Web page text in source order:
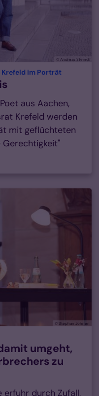
© Andreas Steindl
im Porträt:
aus Aachen,
Krefeld werden
mit geflüchteten
© Stephan Johnen
umgeht,
zu
erfuhr durch Zufall,